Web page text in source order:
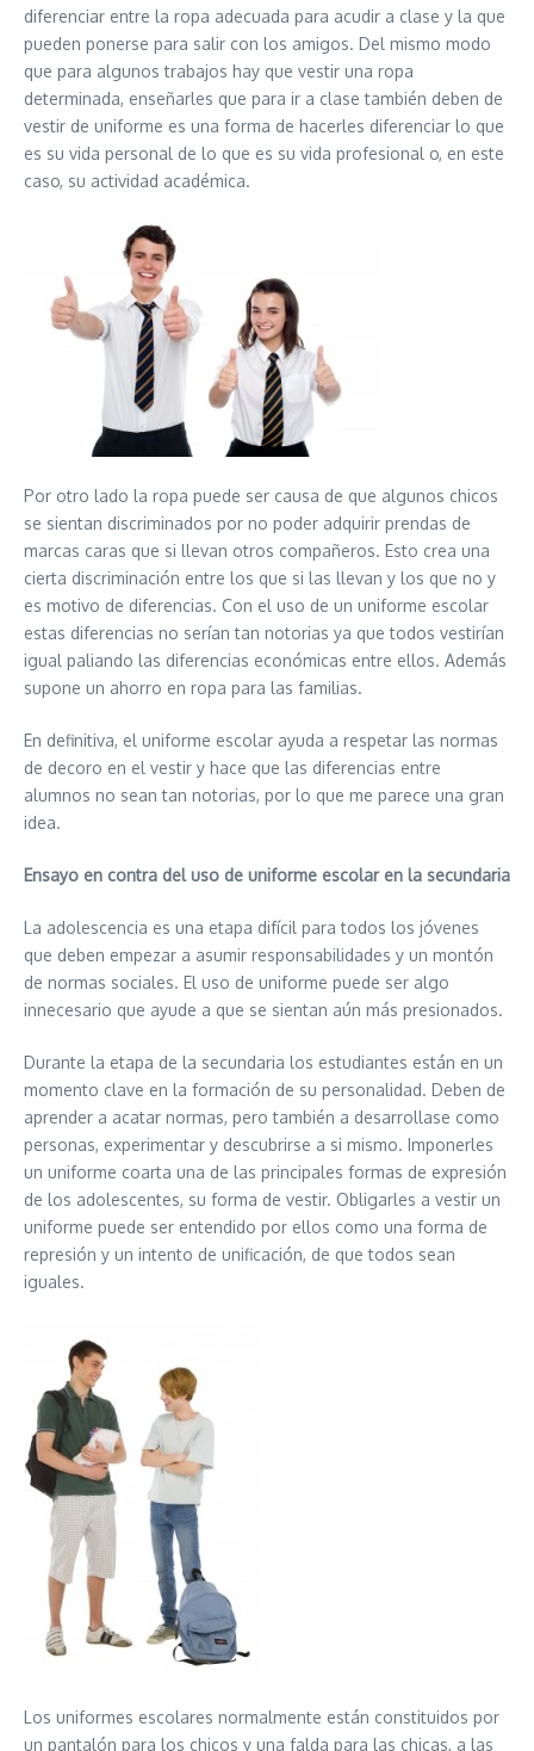
diferenciar entre la ropa adecuada para acudir a clase y la que
pueden ponerse para salir con los amigos. Del mismo modo
que para algunos trabajos hay que vestir una ropa
determinada, enseñarles que para ir a clase también deben de
vestir de uniforme es una forma de hacerles diferenciar lo que
es su vida personal de lo que es su vida profesional o, en este
caso, su actividad académica.
Por otro lado la ropa puede ser causa de que algunos chicos
se sientan discriminados por no poder adquirir prendas de
marcas caras que si llevan otros compañeros. Esto crea una
cierta discriminación entre los que si las llevan y los que no y
es motivo de diferencias. Con el uso de un uniforme escolar
estas diferencias no serían tan notorias ya que todos vestirían
igual paliando las diferencias económicas entre ellos. Además
supone un ahorro en ropa para las familias.
En definitiva, el uniforme escolar ayuda a respetar las normas
de decoro en el vestir y hace que las diferencias entre
alumnos no sean tan notorias, por lo que me parece una gran
idea.
Ensayo en contra del uso de uniforme escolar en la secundaria
La adolescencia es una etapa difícil para todos los jóvenes
que deben empezar a asumir responsabilidades y un montón
de normas sociales. El uso de uniforme puede ser algo
innecesario que ayude a que se sientan aún más presionados.
Durante la etapa de la secundaria los estudiantes están en un
momento clave en la formación de su personalidad. Deben de
aprender a acatar normas, pero también a desarrollase como
personas, experimentar y descubrirse a si mismo. Imponerles
un uniforme coarta una de las principales formas de expresión
de los adolescentes, su forma de vestir. Obligarles a vestir un
uniforme puede ser entendido por ellos como una forma de
represión y un intento de unificación, de que todos sean
iguales.
Los uniformes escolares normalmente están constituidos por
un pantalón para los chicos y una falda para las chicas, a las